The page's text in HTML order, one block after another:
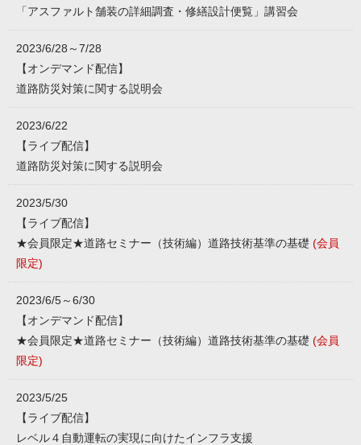
「アスファルト舗装の詳細調査・修繕設計便覧」講習会
2023/6/28～7/28
【オンデマンド配信】
道路防災対策に関する説明会
2023/6/22
【ライブ配信】
道路防災対策に関する説明会
2023/5/30
【ライブ配信】
★会員限定★道路セミナー（技術編）道路技術基準の基礎 (会員
限定)
2023/6/5～6/30
【オンデマンド配信】
★会員限定★道路セミナー（技術編）道路技術基準の基礎 (会員
限定)
2023/5/25
【ライブ配信】
レベル４自動運転の実現に向けたインフラ支援